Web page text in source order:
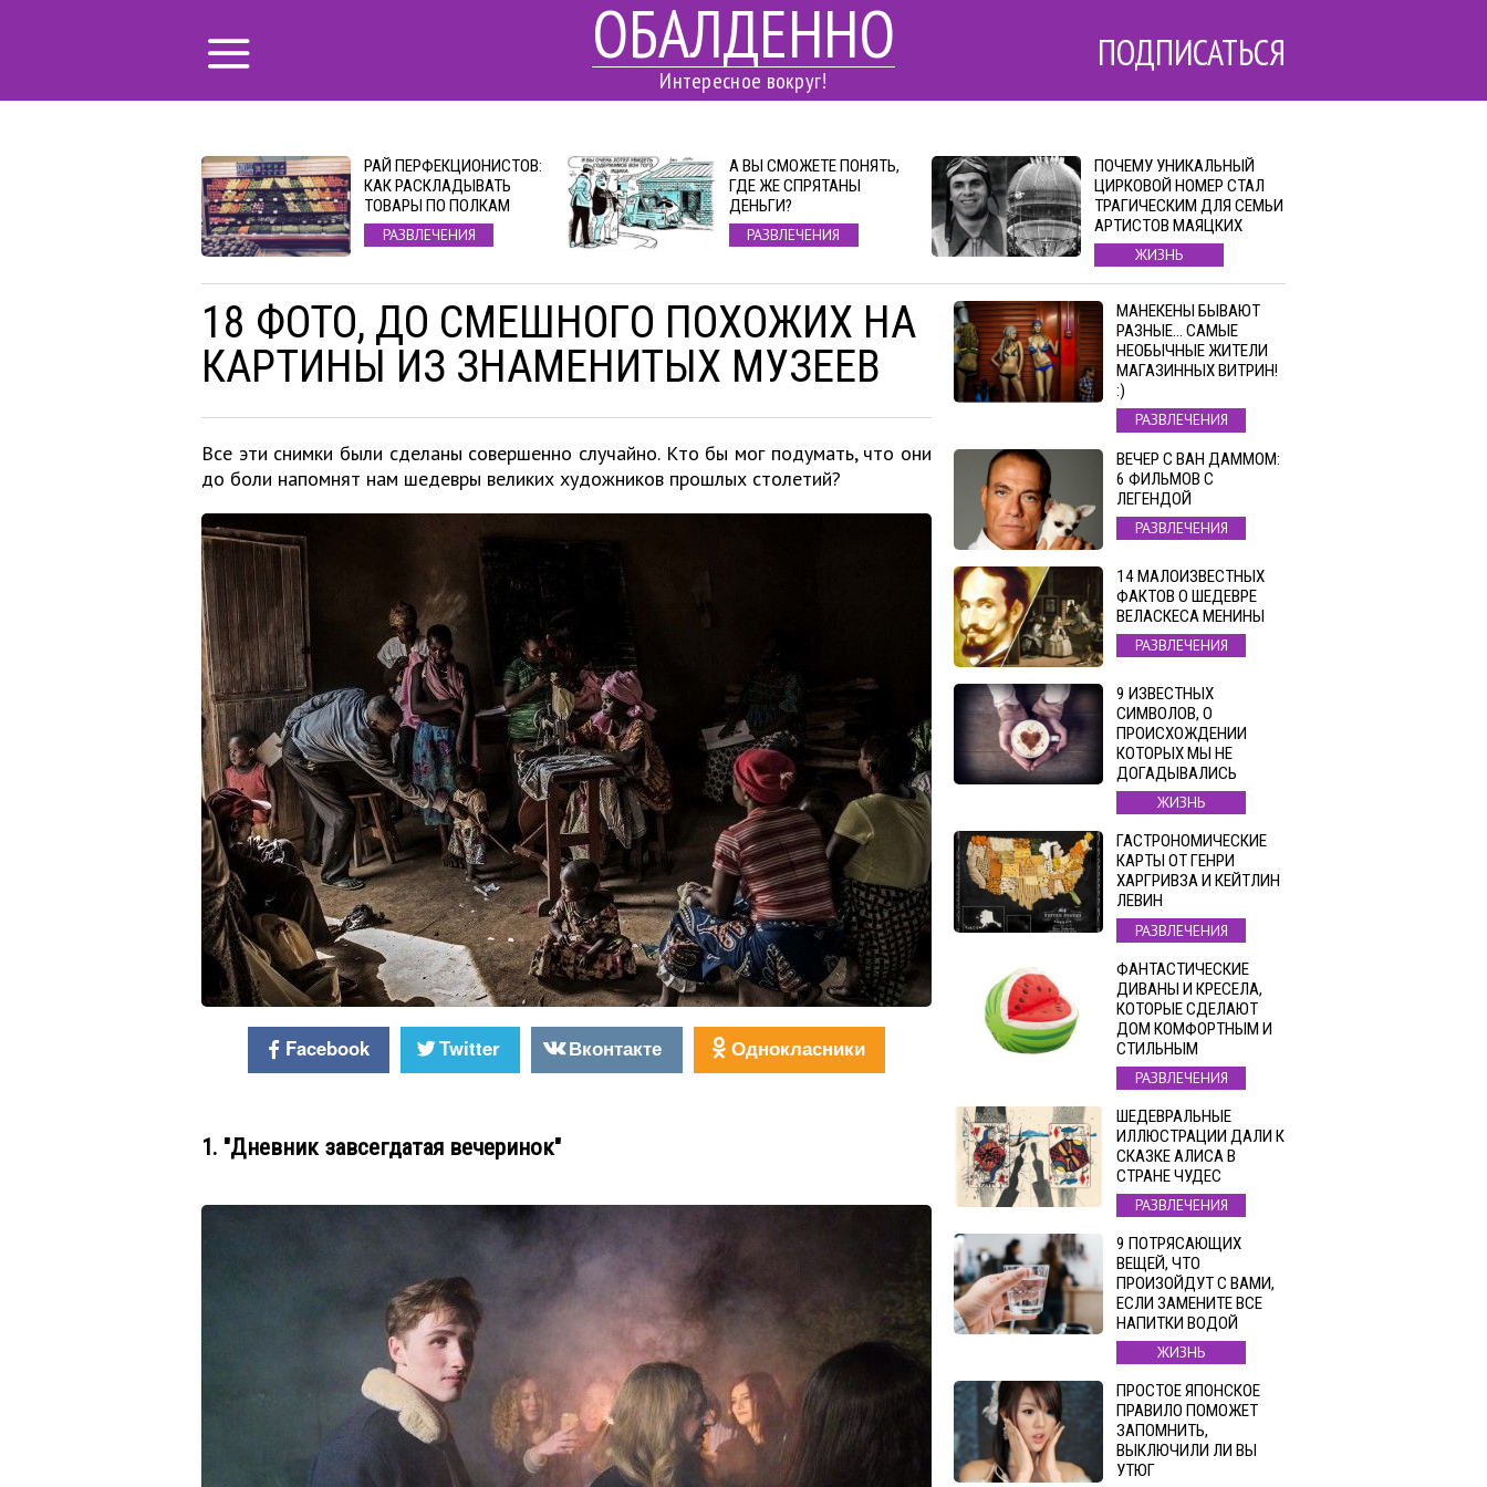
ОБАЛДЕННО
Интересное вокруг!
ПОДПИСАТЬСЯ
РАЙ ПЕРФЕКЦИОНИСТОВ:
КАК РАСКЛАДЫВАТЬ
ТОВАРЫ ПО ПОЛКАМ
РАЗВЛЕЧЕНИЯ
А ВЫ СМОЖЕТЕ ПОНЯТЬ,
ГДЕ ЖЕ СПРЯТАНЫ
ДЕНЬГИ?
РАЗВЛЕЧЕНИЯ
ПОЧЕМУ УНИКАЛЬНЫЙ
ЦИРКОВОЙ НОМЕР СТАЛ
ТРАГИЧЕСКИМ ДЛЯ СЕМЬИ
АРТИСТОВ МАЯЦКИХ
ЖИЗНЬ
18 ФОТО, ДО СМЕШНОГО ПОХОЖИХ НА
КАРТИНЫ ИЗ ЗНАМЕНИТЫХ МУЗЕЕВ
Все эти снимки были сделаны совершенно случайно. Кто бы мог подумать, что они
до боли напомнят нам шедевры великих художников прошлых столетий?
Facebook Twitter Вконтакте Однокласники
1. "Дневник завсегдатая вечеринок"
МАНЕКЕНЫ БЫВАЮТ
РАЗНЫЕ… САМЫЕ
НЕОБЫЧНЫЕ ЖИТЕЛИ
МАГАЗИННЫХ ВИТРИН!
:)
РАЗВЛЕЧЕНИЯ
ВЕЧЕР С ВАН ДАММОМ:
6 ФИЛЬМОВ С
ЛЕГЕНДОЙ
РАЗВЛЕЧЕНИЯ
14 МАЛОИЗВЕСТНЫХ
ФАКТОВ О ШЕДЕВРЕ
ВЕЛАСКЕСА МЕНИНЫ
РАЗВЛЕЧЕНИЯ
9 ИЗВЕСТНЫХ
СИМВОЛОВ, О
ПРОИСХОЖДЕНИИ
КОТОРЫХ МЫ НЕ
ДОГАДЫВАЛИСЬ
ЖИЗНЬ
ГАСТРОНОМИЧЕСКИЕ
КАРТЫ ОТ ГЕНРИ
ХАРГРИВЗА И КЕЙТЛИН
ЛЕВИН
РАЗВЛЕЧЕНИЯ
ФАНТАСТИЧЕСКИЕ
ДИВАНЫ И КРЕСЕЛА,
КОТОРЫЕ СДЕЛАЮТ
ДОМ КОМФОРТНЫМ И
СТИЛЬНЫМ
РАЗВЛЕЧЕНИЯ
ШЕДЕВРАЛЬНЫЕ
ИЛЛЮСТРАЦИИ ДАЛИ К
СКАЗКЕ АЛИСА В
СТРАНЕ ЧУДЕС
РАЗВЛЕЧЕНИЯ
9 ПОТРЯСАЮЩИХ
ВЕЩЕЙ, ЧТО
ПРОИЗОЙДУТ С ВАМИ,
ЕСЛИ ЗАМЕНИТЕ ВСЕ
НАПИТКИ ВОДОЙ
ЖИЗНЬ
ПРОСТОЕ ЯПОНСКОЕ
ПРАВИЛО ПОМОЖЕТ
ЗАПОМНИТЬ,
ВЫКЛЮЧИЛИ ЛИ ВЫ
УТЮГ